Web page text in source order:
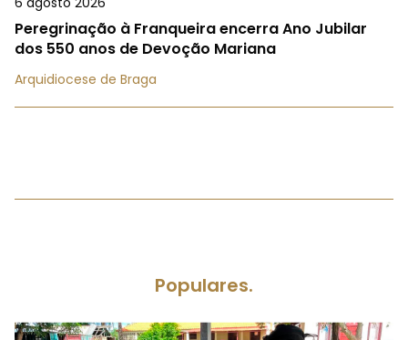
Peregrinação à Franqueira encerra Ano Jubilar
dos 550 anos de Devoção Mariana
Arquidiocese de Braga
Populares.